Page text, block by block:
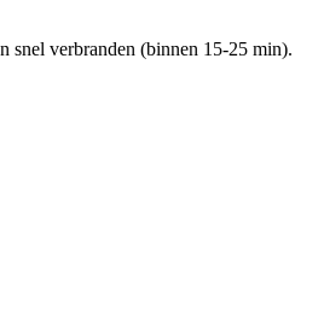
snel verbranden (binnen 15-25 min).